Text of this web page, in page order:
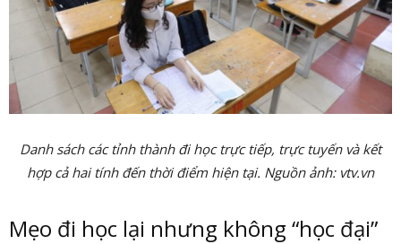
Danh sách các tỉnh thành đi học trực tiếp, trực tuyến và kết
hợp cả hai tính đến thời điểm hiện tại. Nguồn ảnh: vtv.vn
Mẹo đi học lại nhưng không “học đại”